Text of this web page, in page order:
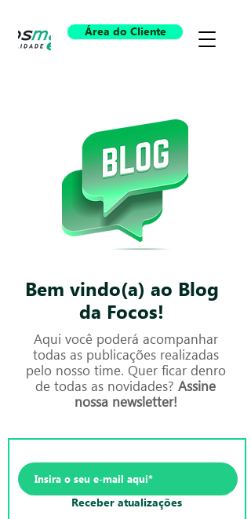
Área do Cliente
Bem vindo(a) ao Blog
da Focos!
Aqui você poderá acompanhar
todas as publicações realizadas
pelo nosso time. Quer ficar denro
de todas as novidades? Assine
nossa newsletter!
Receber atualizações